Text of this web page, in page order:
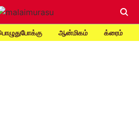
ஆன்மிகம் க்ரைம்